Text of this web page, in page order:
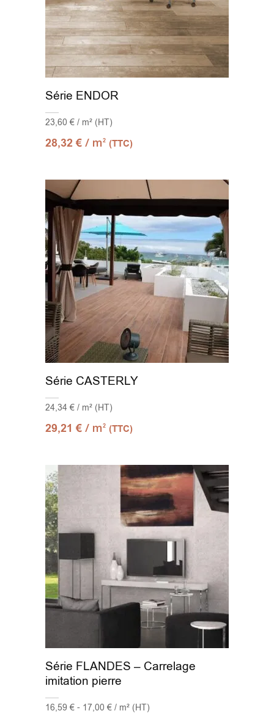
Série ENDOR
23,60 € / m² (HT)
28,32€ / m2 (TTC)
Série CASTERLY
24,34 € / m² (HT)
29,21€ / m2 (TTC)
Série FLANDES – Carrelage
imitation pierre
16,59 € - 17,00 € / m² (HT)